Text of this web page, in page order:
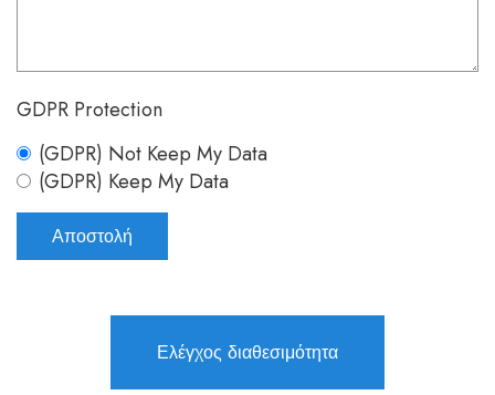
GDPR Protection
(GDPR) Not Keep My Data
(GDPR) Keep My Data
Ελέγχος διαθεσιμότητα